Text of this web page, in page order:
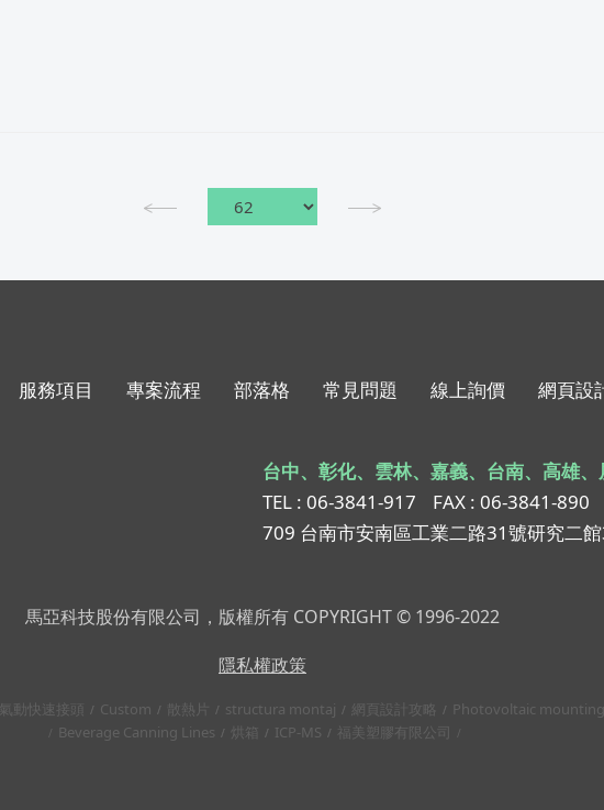
服務項目 專案流程 部落格 常見問題 線上詢價 網頁設
台中、彰化、雲林、嘉義、台南、高雄、
TEL : 06-3841-917
FAX : 06-3841-890
709 台南市安南區工業二路31號研究二
馬亞科技股份有限公司，版權所有 COPYRIGHT © 1996-2022
隱私權政策
氣動快速接頭 Custom 散熱片 structura montaj 網頁設計攻略
Photovoltaic mounting
Beverage Canning Lines
烘箱 ICP-MS 福美塑膠有限公司